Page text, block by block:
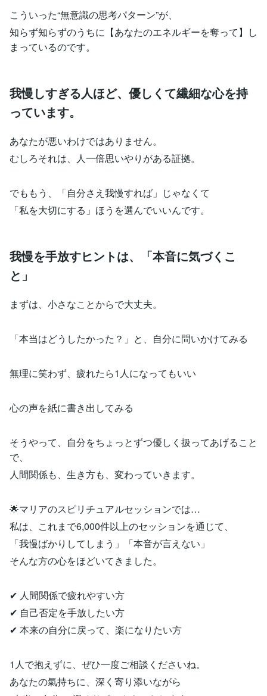
こういった“無意識の思考パターン”が、
知らず知らずのうちに【あなたのエネルギーを奪って】し
まっているのです。
我慢しすぎる人ほど、優しくて繊細な心を持
っています。
あなたが悪いわけではありません。
むしろそれは、人一倍思いやりがある証拠。
でももう、「自分さえ我慢すれば」じゃなくて
「私を大切にする」ほうを選んでいいんです。
我慢を手放すヒントは、「本音に気づくこ
と」
まずは、小さなことからで大丈夫。
「本当はどうしたかった？」と、自分に問いかけてみる
無理に笑わず、疲れたら1人になってもいい
心の声を紙に書き出してみる
そうやって、自分をちょっとずつ優しく扱ってあげること
で、
人間関係も、生き方も、変わっていきます。
🌟マリアのスピリチュアルセッションでは…
私は、これまで6,000件以上のセッションを通じて、
「我慢ばかりしてしまう」「本音が言えない」
そんな方の心をほどいてきました。
✔ 人間関係で疲れやすい方
✔ 自己否定を手放したい方
✔ 本来の自分に戻って、楽になりたい方
1人で抱えずに、ぜひ一度ご相談くださいね。
あなたの氣持ちに、深く寄り添いながら